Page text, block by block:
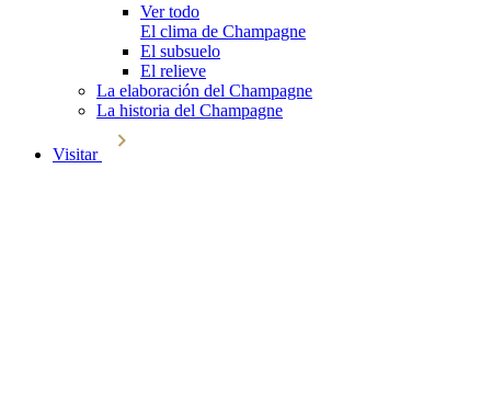
Ver todo
El clima de Champagne
El subsuelo
El relieve
La elaboración del Champagne
La historia del Champagne
Visitar